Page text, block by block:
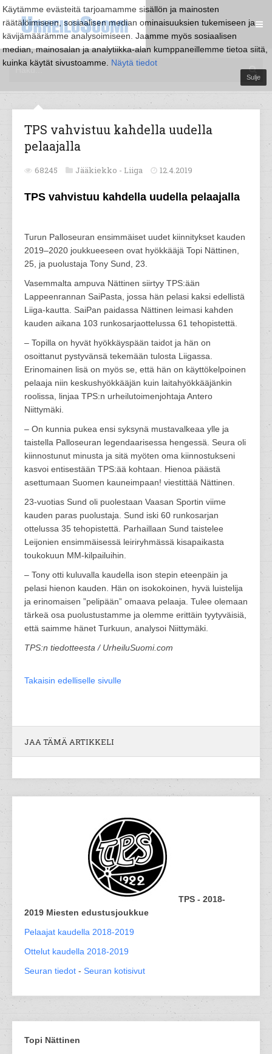
Käytämme evästeitä tarjoamamme sisällön ja mainosten
räätälöimiseen, sosiaalisen median ominaisuuksien tukemiseen ja
kävijämäärämme analysoimiseen. Jaamme myös sosiaalisen
median, mainosalan ja analytiikka-alan kumppaneillemme tietoa siitä,
kuinka käytät sivustoamme. Näytä tiedot
Sulje
TPS vahvistuu kahdella uudella
pelaajalla
68245 Jääkiekko - Liiga 12.4.2019
TPS vahvistuu kahdella uudella pelaajalla
Turun Palloseuran ensimmäiset uudet kiinnitykset kauden
2019–2020 joukkueeseen ovat hyökkääjä Topi Nättinen,
25, ja puolustaja Tony Sund, 23.
Vasemmalta ampuva Nättinen siirtyy TPS:ään
Lappeenrannan SaiPasta, jossa hän pelasi kaksi edellistä
Liiga-kautta. SaiPan paidassa Nättinen leimasi kahden
kauden aikana 103 runkosarjaottelussa 61 tehopistettä.
– Topilla on hyvät hyökkäyspään taidot ja hän on
osoittanut pystyvänsä tekemään tulosta Liigassa.
Erinomainen lisä on myös se, että hän on käyttökelpoinen
pelaaja niin keskushyökkääjän kuin laitahyökkääjänkin
roolissa, linjaa TPS:n urheilutoimenjohtaja Antero
Niittymäki.
– On kunnia pukea ensi syksynä mustavalkeaa ylle ja
taistella Palloseuran legendaarisessa hengessä. Seura oli
kiinnostunut minusta ja sitä myöten oma kiinnostukseni
kasvoi entisestään TPS:ää kohtaan. Hienoa päästä
asettumaan Suomen kauneimpaan! viestittää Nättinen.
23-vuotias Sund oli puolestaan Vaasan Sportin viime
kauden paras puolustaja. Sund iski 60 runkosarjan
ottelussa 35 tehopistettä. Parhaillaan Sund taistelee
Leijonien ensimmäisessä leiriryhmässä kisapaikasta
toukokuun MM-kilpailuihin.
– Tony otti kuluvalla kaudella ison stepin eteenpäin ja
pelasi hienon kauden. Hän on isokokoinen, hyvä luistelija
ja erinomaisen ”pelipään” omaava pelaaja. Tulee olemaan
tärkeä osa puolustustamme ja olemme erittäin tyytyväisiä,
että saimme hänet Turkuun, analysoi Niittymäki.
TPS:n tiedotteesta / UrheiluSuomi.com
Takaisin edelliselle sivulle
JAA TÄMÄ ARTIKKELI
TPS - 2018-
2019 Miesten edustusjoukkue
Pelaajat kaudella 2018-2019
Ottelut kaudella 2018-2019
Seuran tiedot - Seuran kotisivut
Topi Nättinen